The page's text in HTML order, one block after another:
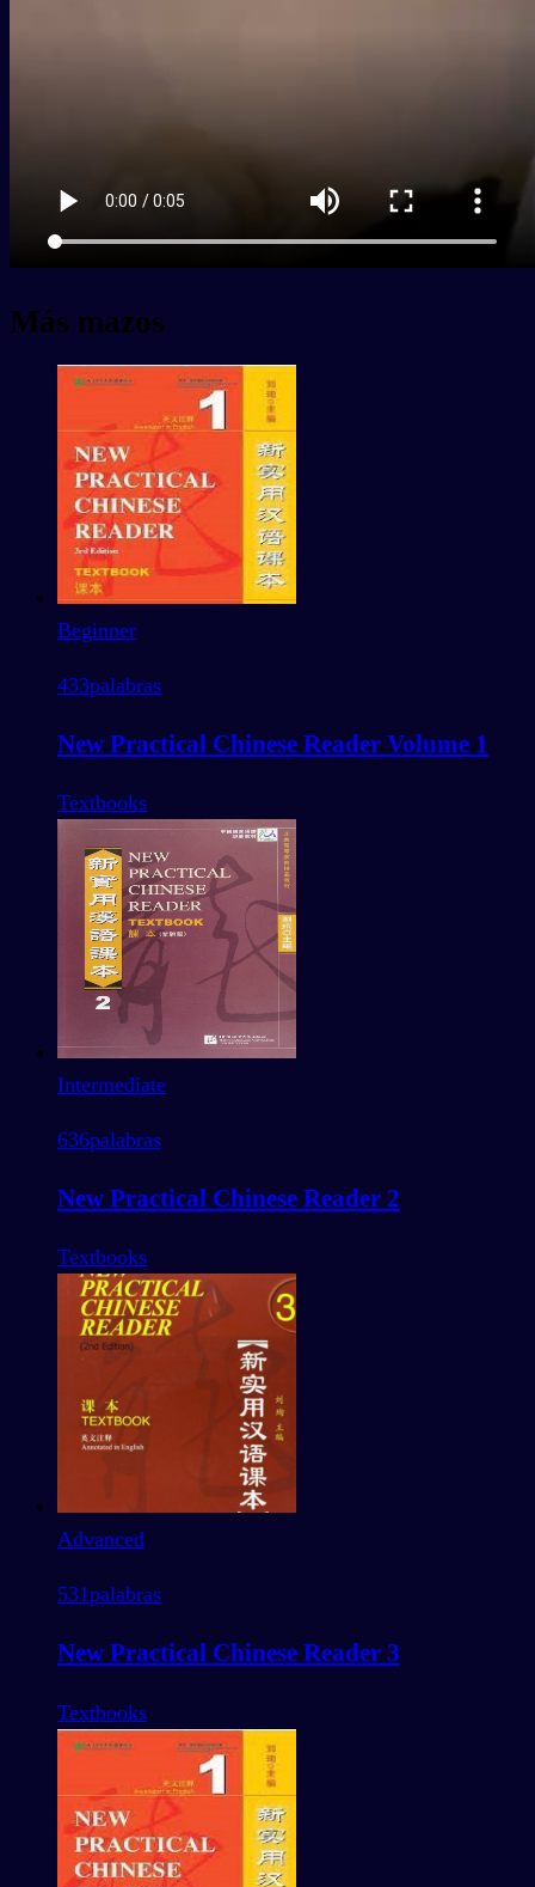
Más mazos
Beginner
433palabras
New Practical Chinese Reader Volume 1
Textbooks
Intermediate
636palabras
New Practical Chinese Reader 2
Textbooks
Advanced
531palabras
New Practical Chinese Reader 3
Textbooks